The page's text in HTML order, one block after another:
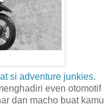
si adventure junkies.
even otomotif
dan macho buat kamu